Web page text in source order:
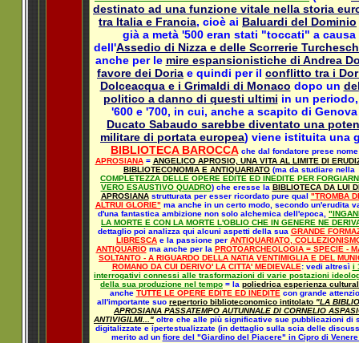
destinato ad una funzione vitale nella storia
tra Italia e Francia, cioè ai Baluardi del Dominio
già a metà '500 eran stati "toccati" a causa
dell'Assedio di Nizza e delle Scorrerie
anche per le mire espansionistiche di Andrea
favore dei Doria e quindi per il conflitto tra i
Dolceacqua e i Grimaldi di Monaco dopo un
politico a danno di questi ultimi in un
'600 e '700, in cui, anche a scapito di
Ducato Sabaudo sarebbe diventato una
militare di portata europea) viene istituita una
BIBLIOTECA BAROCCA che dal fondatore prese
APROSIANA= ANGELICO APROSIO, UNA VITA AL LIMITE DI
BIBLIOTECONOMIA E ANTIQUARIATO (ma da studiare nella
COMPLETEZZA DELLE OPERE EDITE ED INEDITE PER
VERO ESAUSTIVO QUADRO) che eresse la BIBLIOTECA DA LUI
APROSIANAstrutturata per esser ricordato pure qual "TROMBA
ALTRUI GLORIE" ma anche in un certo modo, secondo un'erudita
d'una fantastica ambizione non solo alchemica dell'epoca,
LA MORTE E CON LA MORTE L'OBLIO CHE IN GENERE NE
dettaglio poi analizza qui alcuni aspetti della sua GRANDE
LIBRESCA e la passione per ANTIQUARIATO,
ANTIQUARIOma anche per la PROTOARCHEOLOGIA = SPECIE -
SOLTANTO - A RIGUARDO DELLA NATIA VENTIMIGLIA E DEL
ROMANO DA CUI DERIVO' LA CITTA' MEDIEVALE: vedi altresì i
interrogativi connessi alle trasformazioni di varie postazioni
della sua produzione nel tempo = la poliedrica esperienza
anche TUTTE LE OPERE EDITE ED INEDITE con grande
all'importante suo repertorio biblioteconomico intitolato "LA
APROSIANA PASSATEMPO AUTUNNALE DI CORNELIO
ANTIVIGILMI..." oltre che alle più significative sue pubblicazioni di
digitalizzate e ipertestualizzate (in dettaglio sulla scia delle
merito ad un fiore del "Giardino del Piacere" in Cipro di